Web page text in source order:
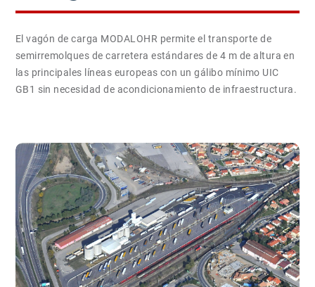
El vagón de carga MODALOHR permite el transporte de
semirremolques de carretera estándares de 4 m de altura en
las principales líneas europeas con un gálibo mínimo UIC
GB1 sin necesidad de acondicionamiento de infraestructura.